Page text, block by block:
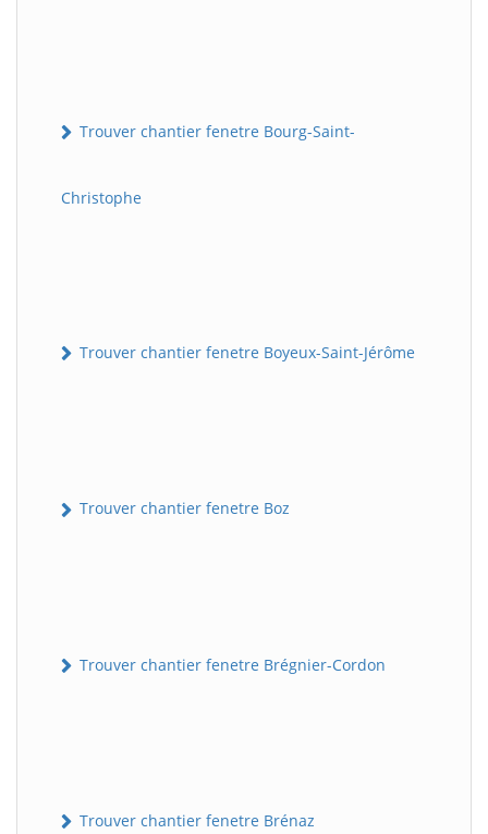
Trouver chantier fenetre Bourg-Saint-
Christophe
Trouver chantier fenetre Boyeux-Saint-Jérôme
Trouver chantier fenetre Boz
Trouver chantier fenetre Brégnier-Cordon
Trouver chantier fenetre Brénaz